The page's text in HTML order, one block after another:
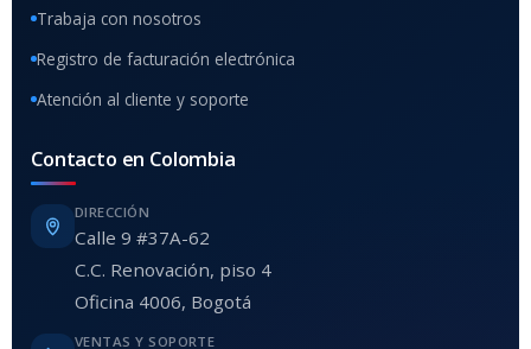
Trabaja con nosotros
Registro de facturación electrónica
Atención al cliente y soporte
Contacto en Colombia
DIRECCIÓN
Calle 9 #37A-62
C.C. Renovación, piso 4
Oficina 4006, Bogotá
VENTAS Y SOPORTE